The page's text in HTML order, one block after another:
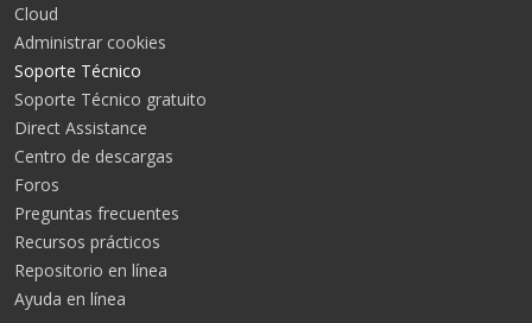
Cloud
Administrar cookies
Soporte Técnico
Soporte Técnico gratuito
Direct Assistance
Centro de descargas
Foros
Preguntas frecuentes
Recursos prácticos
Repositorio en línea
Ayuda en línea